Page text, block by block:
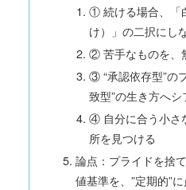
① 続ける場合、「
け）」の二択にし
② 苦手なものを、
③ “承認依存型”の
致型”の生き方へシ
④ 自分に合う小さ
所を見つける
論点：プライドを捨
値基準を、”定期的”